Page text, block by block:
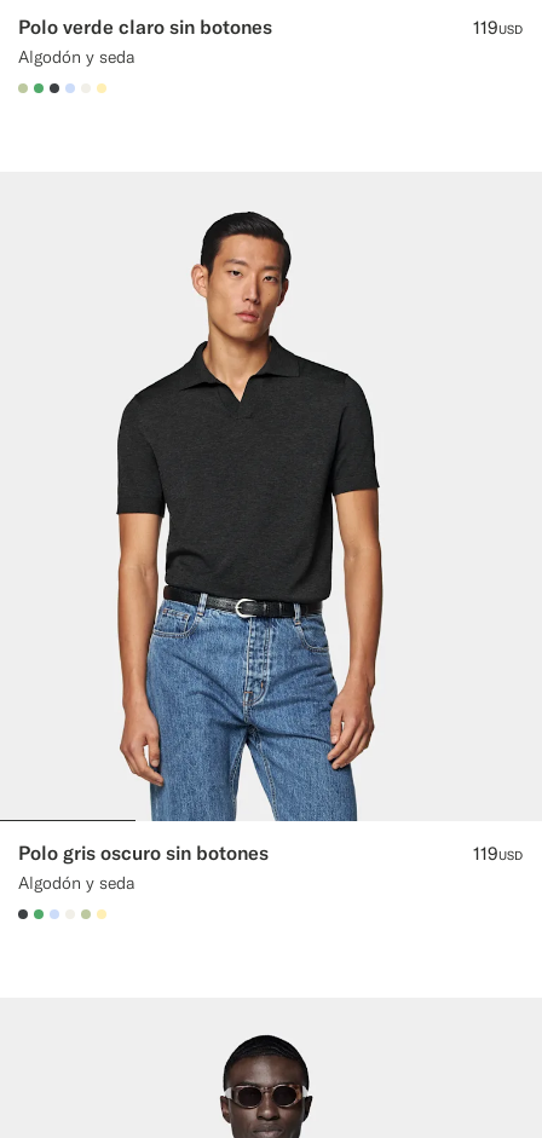
Polo verde claro sin botones
Algodón y seda
119USD
#BDC9A0
#50AA6A
#3d4043
#CCDCF9
#F1EFE8
#FFEFB5
Polo gris oscuro sin botones
Algodón y seda
119USD
#3d4043
#50AA6A
#CCDCF9
#F1EFE8
#BDC9A0
#FFEFB5